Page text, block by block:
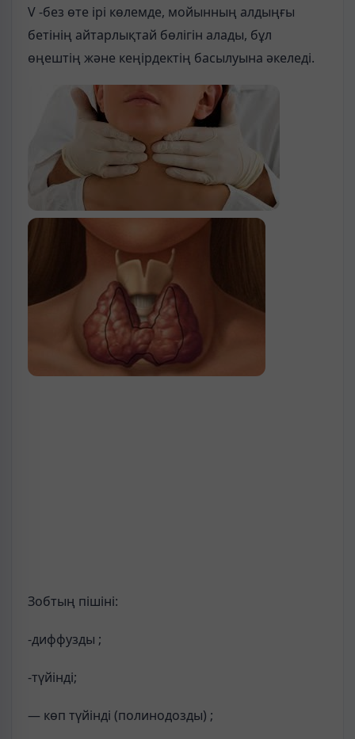
V -без өте ірі көлемде, мойынның алдыңғы
бетінің айтарлықтай бөлігін алады, бұл
өңештің және кеңірдектің басылуына әкеледі.
Зобтың пішіні:
-диффузды ;
-түйінді;
— көп түйінді (полинодозды) ;